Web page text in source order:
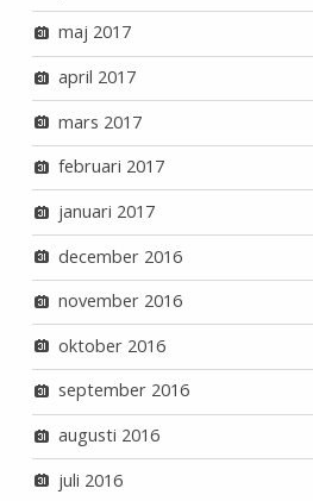
maj 2017
april 2017
mars 2017
februari 2017
januari 2017
december 2016
november 2016
oktober 2016
september 2016
augusti 2016
juli 2016